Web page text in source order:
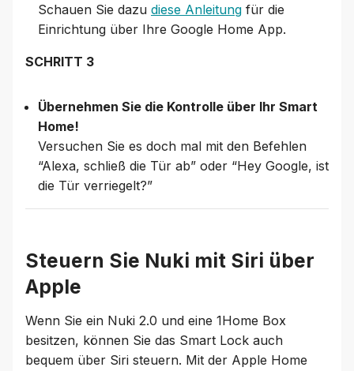
Schauen Sie dazu diese Anleitung für die
Einrichtung über Ihre Google Home App.
SCHRITT 3
Übernehmen Sie die Kontrolle über Ihr Smart
Home!
Versuchen Sie es doch mal mit den Befehlen
“Alexa, schließ die Tür ab” oder “Hey Google, ist
die Tür verriegelt?”
Steuern Sie Nuki mit Siri über
Apple
Wenn Sie ein Nuki 2.0 und eine 1Home Box
besitzen, können Sie das Smart Lock auch
bequem über Siri steuern. Mit der Apple Home